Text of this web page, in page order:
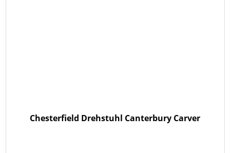
Chesterfield Drehstuhl Canterbury Carver